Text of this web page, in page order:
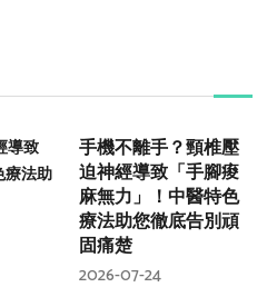
手機不離手？頸椎壓
迫神經導致「手腳痠
麻無力」！中醫特色
療法助您徹底告別頑
固痛楚
2026-07-24